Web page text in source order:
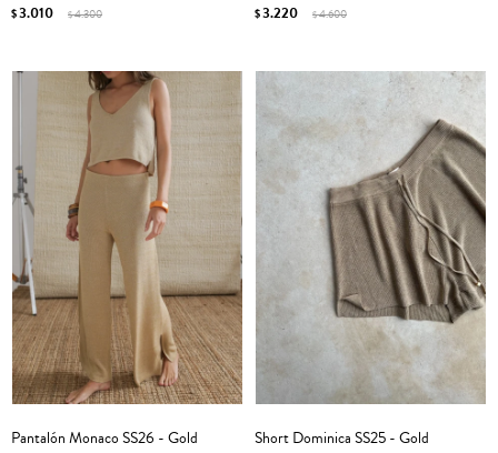
$3.010 $4.300 $3.220 $4.600
Pantalón Monaco SS26 - Gold Short Dominica SS25 - Gold